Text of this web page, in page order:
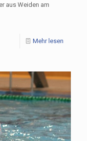
aus Weiden am
Mehr lesen